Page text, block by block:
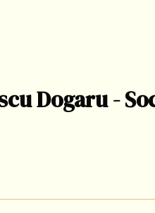
Dogaru -